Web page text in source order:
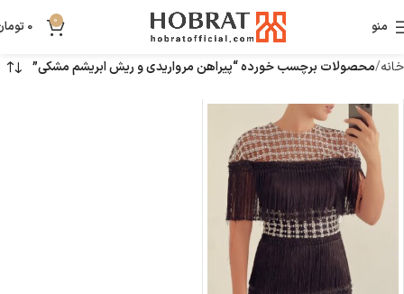
منو 0
0
خانه محصولات برچسب خورده “پیراهن مرواریدی و ریش ابریشم مشکی”